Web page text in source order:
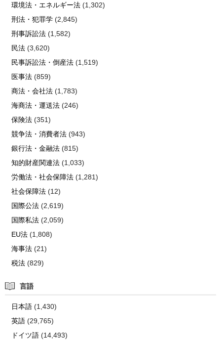
環境法・エネルギー法(1,302)
刑法・犯罪学(2,845)
刑事訴訟法(1,582)
民法(3,620)
民事訴訟法・倒産法(1,519)
医事法(859)
商法・会社法(1,783)
海商法・運送法(246)
保険法(351)
競争法・消費者法(943)
銀行法・金融法(815)
知的財産関連法(1,033)
労働法・社会保障法(1,281)
社会保障法(12)
国際公法(2,619)
国際私法(2,059)
EU法(1,808)
海事法(21)
税法(829)
言語
日本語(1,430)
英語(29,765)
ドイツ語(14,493)